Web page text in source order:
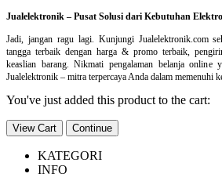
Jualelektronik – Pusat Solusi dari Kebutuhan
Jadi, jangan ragu lagi. Kunjungi Jualelektronik.com
tangga terbaik dengan harga & promo terbaik,
keaslian barang. Nikmati pengalaman belanja online
Jualelektronik – mitra terpercaya Anda dalam memenuhi
You've just added this product to the cart:
View Cart Continue
KATEGORI
INFO